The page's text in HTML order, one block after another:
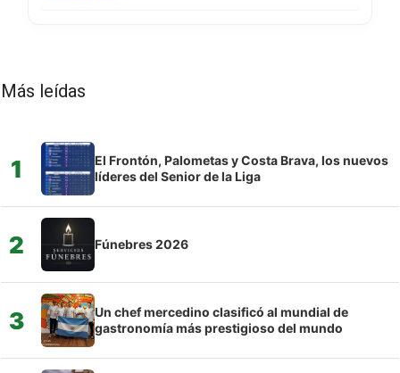
Más leídas
1
El Frontón, Palometas y Costa Brava, los nuevos
líderes del Senior de la Liga
2 Fúnebres 2026
3
Un chef mercedino clasificó al mundial de
gastronomía más prestigioso del mundo